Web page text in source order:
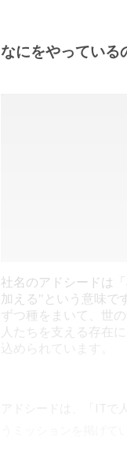
なにをやっている
社名のアドシードは
加える"という意味で
ずつ種をまいて、世
人たちを支える存在
込められています。
アドシードは、「ITで